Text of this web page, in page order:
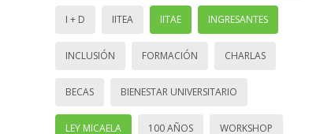
I + D IITEA IITAE INGRESANTES
INCLUSIÓN FORMACIÓN CHARLAS
BECAS BIENESTAR UNIVERSITARIO
LEY MICAELA 100 AÑOS WORKSHOP